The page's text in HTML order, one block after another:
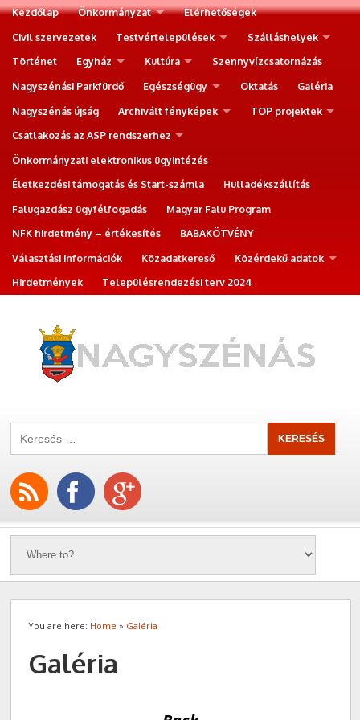
Kezdőlap Önkormányzat
Elérhetőségek
Civil szervezetek
Testvértelepülések
Szálláshelyek
Történet
Egyház Kultúra
Szennyvízcsatornázás
Nagyszénási Parkfürdő
Egészségügy Oktatás
Galéria
Nagyszénás újság
Archivált fényképek
TOP projektek
Csatlakozás az ASP rendszerhez
Önkormányzati elektronikus ügyintézés
Életkezdési támogatás és Start-számla
Hulladékszállítás
Falugazdász ügyfélfogadás
Magyar Falu Program
NFK hirdetmény – értékesítés
BABAKÖTVÉNY
Választási információk
Közadatkereső
Közérdekű adatok
Hirdetmények
Településrendezési terv 2024
You are here: Home » Galéria
Galéria